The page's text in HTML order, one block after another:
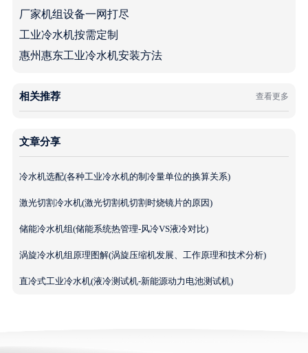
厂家机组设备一网打尽
工业冷水机按需定制
惠州惠东工业冷水机安装方法
相关推荐 查看更多
文章分享
冷水机选配(各种工业冷水机的制冷量单位的换算关系)
激光切割冷水机(激光切割机切割时烧镜片的原因)
储能冷水机组(储能系统热管理-风冷VS液冷对比)
涡旋冷水机组原理图解(涡旋压缩机发展、工作原理和技术分析)
直冷式工业冷水机(液冷测试机-新能源动力电池测试机)